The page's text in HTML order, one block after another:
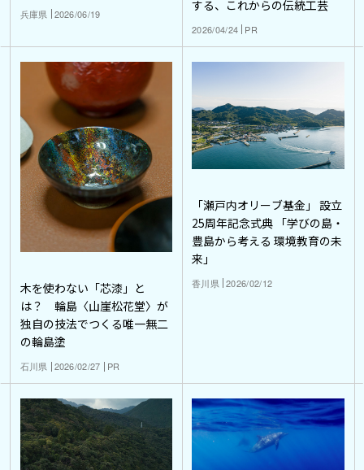
兵庫県 2026/06/19
する、これからの伝統工芸
2026/04/24 PR
木を使わない「芯漆」と
は？ 輪島〈山崖松花堂〉が
独自の技法でつくる唯一無二
の輪島塗
石川県 2026/02/27 PR
「瀬戸内オリーブ基金」 設立
25周年記念式典 「学びの島・
豊島から考える 環境教育の未
来」
香川県 2026/02/12